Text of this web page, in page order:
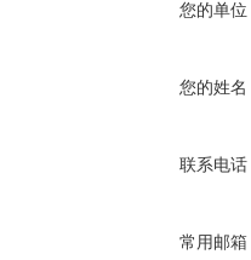
您的单位
您的姓名
联系电话
常用邮箱